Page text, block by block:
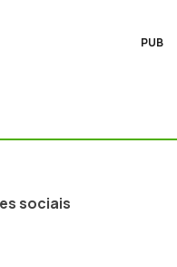
PUB
sociais